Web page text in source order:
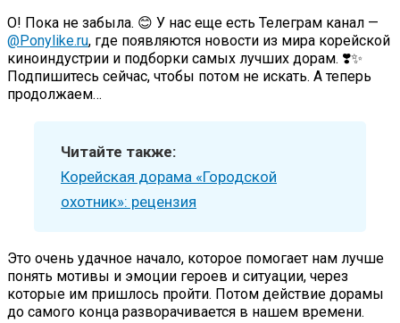
О! Пока не забыла. 😊 У нас еще есть Телеграм канал —
@Ponylike.ru, где появляются новости из мира корейской
киноиндустрии и подборки самых лучших дорам. ❣️✨
Подпишитесь сейчас, чтобы потом не искать. А теперь
продолжаем…
Читайте также:
Корейская дорама «Городской
охотник»: рецензия
Это очень удачное начало, которое помогает нам лучше
понять мотивы и эмоции героев и ситуации, через
которые им пришлось пройти. Потом действие дорамы
до самого конца разворачивается в нашем времени.